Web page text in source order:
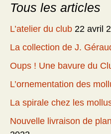
Tous les articles
L’atelier du club 22 avril
La collection de J.
Oups ! Une bavure du
L’ornementation des
La spirale chez les
Nouvelle livraison de